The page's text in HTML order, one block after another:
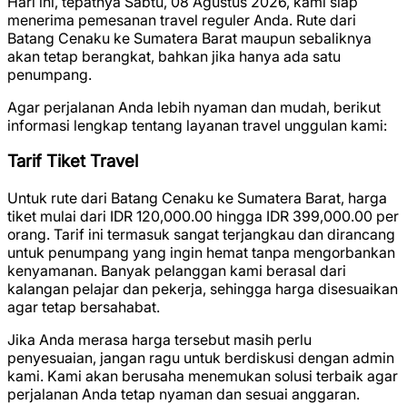
menerima pemesanan travel reguler Anda. Rute dari
Batang Cenaku ke Sumatera Barat maupun sebaliknya
akan tetap berangkat, bahkan jika hanya ada satu
penumpang.
Agar perjalanan Anda lebih nyaman dan mudah, berikut
informasi lengkap tentang layanan travel unggulan kami:
Tarif Tiket Travel
Untuk rute dari Batang Cenaku ke Sumatera Barat, harga
tiket mulai dari IDR 120,000.00 hingga IDR 399,000.00 per
orang. Tarif ini termasuk sangat terjangkau dan dirancang
untuk penumpang yang ingin hemat tanpa mengorbankan
kenyamanan. Banyak pelanggan kami berasal dari
kalangan pelajar dan pekerja, sehingga harga disesuaikan
agar tetap bersahabat.
Jika Anda merasa harga tersebut masih perlu
penyesuaian, jangan ragu untuk berdiskusi dengan admin
kami. Kami akan berusaha menemukan solusi terbaik agar
perjalanan Anda tetap nyaman dan sesuai anggaran.